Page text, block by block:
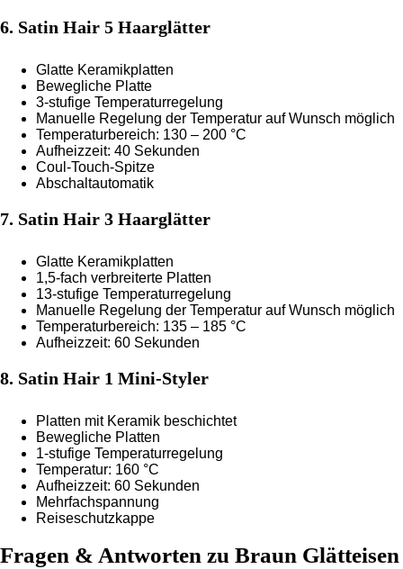
6. Satin Hair 5 Haarglätter
Glatte Keramikplatten
Bewegliche Platte
3-stufige Temperaturregelung
Manuelle Regelung der Temperatur auf Wunsch möglich
Temperaturbereich: 130 – 200 °C
Aufheizzeit: 40 Sekunden
Coul-Touch-Spitze
Abschaltautomatik
7. Satin Hair 3 Haarglätter
Glatte Keramikplatten
1,5-fach verbreiterte Platten
13-stufige Temperaturregelung
Manuelle Regelung der Temperatur auf Wunsch möglich
Temperaturbereich: 135 – 185 °C
Aufheizzeit: 60 Sekunden
8. Satin Hair 1 Mini-Styler
Platten mit Keramik beschichtet
Bewegliche Platten
1-stufige Temperaturregelung
Temperatur: 160 °C
Aufheizzeit: 60 Sekunden
Mehrfachspannung
Reiseschutzkappe
Fragen & Antworten zu Braun Glätteisen